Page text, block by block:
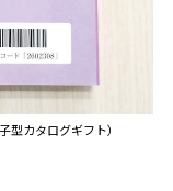
型カタログギフト）